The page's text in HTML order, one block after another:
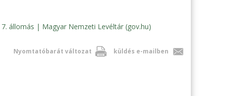
állomás | Magyar Nemzeti Levéltár (gov.hu)
Nyomtatóbarát változat küldés e-mailben